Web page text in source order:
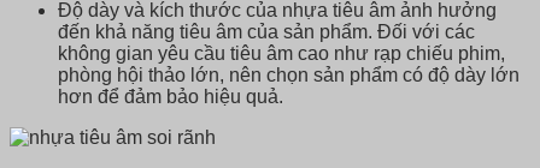
Độ dày và kích thước của nhựa tiêu âm ảnh hưởng
đến khả năng tiêu âm của sản phẩm. Đối với các
không gian yêu cầu tiêu âm cao như rạp chiếu phim,
phòng hội thảo lớn, nên chọn sản phẩm có độ dày lớn
hơn để đảm bảo hiệu quả.